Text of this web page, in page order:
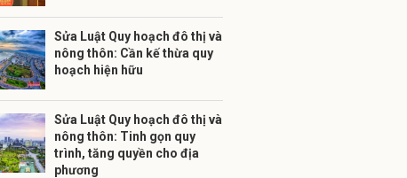
Sửa Luật Quy hoạch đô thị và
nông thôn: Cần kế thừa quy
hoạch hiện hữu
Sửa Luật Quy hoạch đô thị và
nông thôn: Tinh gọn quy
trình, tăng quyền cho địa
phương